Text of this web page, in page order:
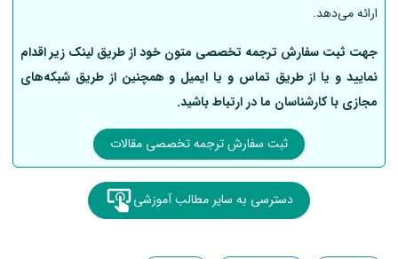
ارائه می‌دهد.
جهت ثبت سفارش ترجمه تخصصی متون خود از طریق لینک‌ زیر اقدام
نمایید و یا از طریق تماس و یا ایمیل و همچنین از طریق شبکه‌های
مجازی با کارشناسان ما در ارتباط باشید.
ثبت سفارش ترجمه تخصصی مقالات
دسترسی به سایر مطالب آموزشی